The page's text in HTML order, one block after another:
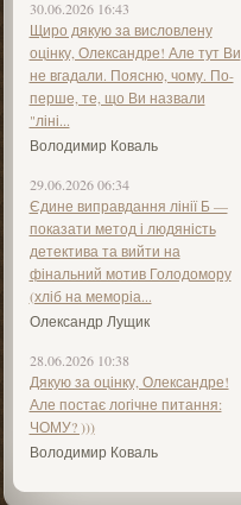
30.06.2026 16:43
Щиро дякую за висловлену
оцінку, Олександре! Але тут Ви
не вгадали. Поясню, чому. По-
перше, те, що Ви назвали
"ліні...
Володимир Коваль
29.06.2026 06:34
Єдине виправдання лінії Б —
показати метод і людяність
детектива та вийти на
фінальний мотив Голодомору
(хліб на меморіа...
Олександр Лущик
28.06.2026 10:38
Дякую за оцінку, Олександре!
Але постає логічне питання:
ЧОМУ? )))
Володимир Коваль